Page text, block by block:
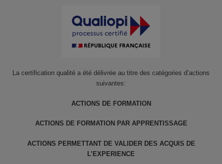
La certification qualité a été délivrée au titre des catégories d’actions
suivantes:
ACTIONS DE FORMATION
ACTIONS DE FORMATION PAR APPRENTISSAGE
ACTIONS PERMETTANT DE VALIDER DES ACQUIS DE
L’EXPERIENCE